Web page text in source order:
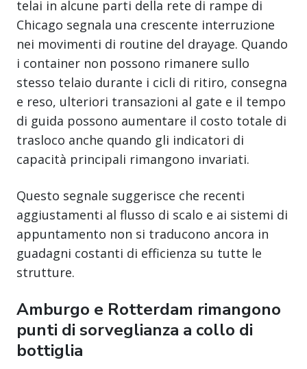
telai in alcune parti della rete di rampe di
Chicago segnala una crescente interruzione
nei movimenti di routine del drayage. Quando
i container non possono rimanere sullo
stesso telaio durante i cicli di ritiro, consegna
e reso, ulteriori transazioni al gate e il tempo
di guida possono aumentare il costo totale di
trasloco anche quando gli indicatori di
capacità principali rimangono invariati.
Questo segnale suggerisce che recenti
aggiustamenti al flusso di scalo e ai sistemi di
appuntamento non si traducono ancora in
guadagni costanti di efficienza su tutte le
strutture.
Amburgo e Rotterdam rimangono
punti di sorveglianza a collo di
bottiglia